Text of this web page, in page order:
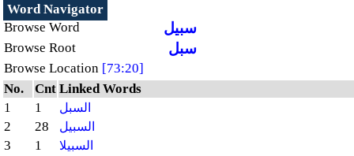
Word Navigator
Browse Word
سبيل
Browse Root سبل
Browse Location [73:20]
No.
Cnt Linked Words
1
1 السبل
2 28 السبيل
3 1 السبيلا